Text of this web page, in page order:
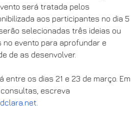
será tratada pelos
aos participantes no dia 5
selecionadas três ideias ou
evento para aprofundar e
de as desenvolver.
entre os dias 21 e 23 de março. Em
escreva